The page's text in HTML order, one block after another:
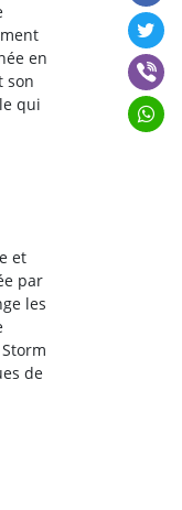
en
son
qui
et
par
les
de